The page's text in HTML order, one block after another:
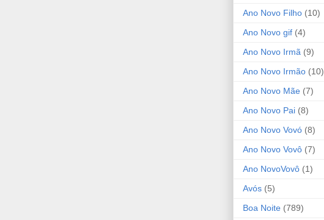
Ano Novo Filho (10)
Ano Novo gif (4)
Ano Novo Irmã (9)
Ano Novo Irmão (10)
Ano Novo Mãe (7)
Ano Novo Pai (8)
Ano Novo Vovó (8)
Ano Novo Vovô (7)
Ano NovoVovô (1)
Avós (5)
Boa Noite (789)